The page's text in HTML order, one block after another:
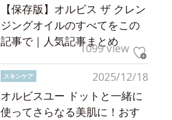
【保存版】オルビス ザ クレン
ジングオイルのすべてをこの
記事で｜人気記事まとめ
1099 view
2025/12/18
スキンケア
オルビスユー ドットと一緒に
使ってさらなる美肌に！おす